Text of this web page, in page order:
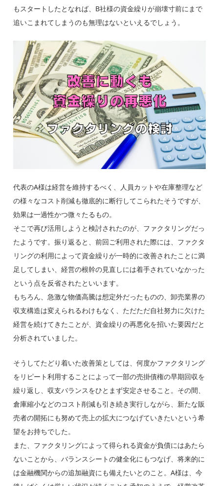
もスタートしたとなれば、B社様の資金繰りが崩壊寸前にまで
追いこまれてしまうのも無理はないといえるでしょう。
代表のA様は経営を維持するべく、人員カットや在庫整理など
の様々なコスト削減も徹底的に断行してこられたそうですが、
効果は一過性かつ微々たるもの。
そこで再び活用しようと検討されたのが、ファクタリングだっ
たようです。振り返ると、前回ご利用された際には、ファクタ
リングの利用によって資金繰りが一時的に改善されたことに満
足してしまい、経営の根幹の見直しには着手されていなかった
という点を反省されたといいます。
もちろん、急激な物価高騰は想定外だったものの、卸売業界の
収支構造は変えられるわけもなく、ただただ自社努力に欠けた
経営を続けてきたことが、資金繰りの再悪化を招いた要因だと
分析されていました。
そうしてたどり着いた改善策としては、何度かファクタリング
をリピート利用することによって一部の売掛債権の早期回収を
繰り返し、収支バランスをひとまず安定させること。 その間、
倉庫縮小などのコスト削減も引き続き実行しながら、新たな販
売者の開拓にも努めて売上の拡大につなげていきたいという希
望をお持ちでした。
また、ファクタリングによって得られる資金が負債にはあたら
ないことから、バランスシートの健全化にもつなげ、将来的に
は金融機関からの追加融資にも備えたいとのこと。A様は、今